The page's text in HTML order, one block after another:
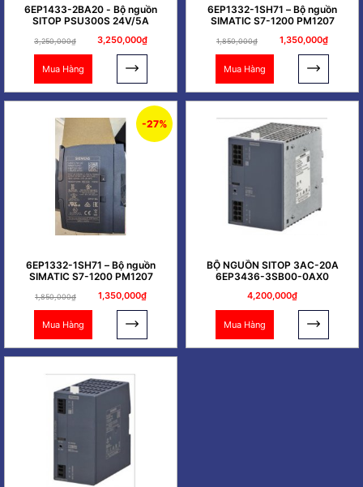
6EP1433-2BA20 - Bộ nguồn
SITOP PSU300S 24V/5A
3,250,000₫ 3,250,000₫
Mua Hàng
6EP1332-1SH71 – Bộ nguồn
SIMATIC S7-1200 PM1207
1,850,000₫ 1,350,000₫
Mua Hàng
-27%
6EP1332-1SH71 – Bộ nguồn
SIMATIC S7-1200 PM1207
1,850,000₫ 1,350,000₫
Mua Hàng
BỘ NGUỒN SITOP 3AC-20A
6EP3436-3SB00-0AX0
4,200,000₫
Mua Hàng